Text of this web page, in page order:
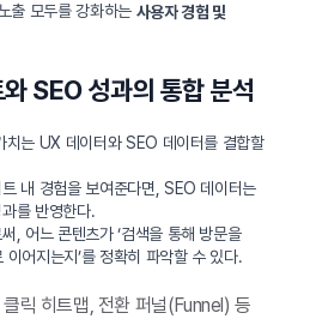
출 모두를 강화하는 사용자 경험 및
SEO 성과의 통합 분석
치는 UX 데이터와 SEO 데이터를 결합할
내 경험을 보여준다면, SEO 데이터는
를 반영한다.
, 어느 콘텐츠가 ‘검색을 통해 방문을
이어지는지’를 정확히 파악할 수 있다.
릭 히트맵, 전환 퍼널(Funnel) 등